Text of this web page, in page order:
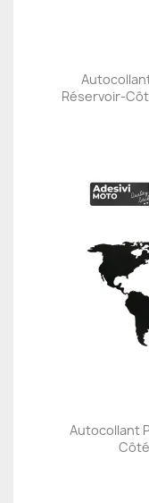
Réservoir-
Autocollant